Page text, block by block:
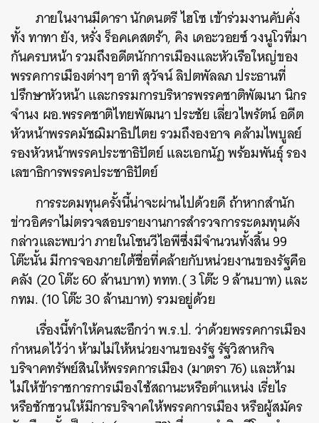
ภายในงานมีดารา นักดนตรี ไฮโซ เข้าร่วมงานคับคั่ง
ทั้ง ทาทา ยัง, หรั่งร็อคเคสตร้า, คิง เดอะวอยซ์วงนูโวที่มา
กันครบหน้า รวมถึงอดีตนักการเมืองและหัวเรือใหญ่ของ
พรรคการเมืองต่างๆ อาทิสุวัจน์ ลิปตพัลลภ ประธานที่
ปรึกษาหัวหน้า และกรรมการบริหารพรรคชาติพัฒนา นิกร
จำนง ผอ.พรรคชาติไทยพัฒนา ประชัย เลี่ยวไพรัตน์ อดีต
หัวหน้าพรรคมัชฌิมาธิปไตย รวมถึงองอาจ คล้ามไพบูลย์
รองหัวหน้าพรรคประชาธิปัตย์ และเอกนัฏ พร้อมพันธุ์ รอง
เลขาธิการพรรคประชาธิปัตย์
การระดมทุนครั้งนี้น่าจะผ่านไปด้วยดี ถ้าหากสำนัก
ข่าวอิศราไม่ตรวจสอบรายงานการสำรวจการระดมทุนดัง
กล่าวและพบว่า ภายในโซนวีไอพีซึ่งมีจำนวนทั้งสิ้น 99
โต๊ะนั้น มีการจองภายใต้ชื่อที่คล้ายกับหน่วยงานของรัฐคือ
คลัง (20 โต๊ะ 60 ล้านบาท) ททท.( 3 โต๊ะ 9 ล้านบาท) และ
กทม. (10 โต๊ะ 30 ล้านบาท) รวมอยู่ด้วย
เรื่องนี้ทำให้คนสะอึกว่า พ.ร.ป. ว่าด้วยพรรคการเมือง
กำหนดไว้ว่า ห้ามไม่ให้หน่วยงานของรัฐ รัฐวิสาหกิจ
บริจาคทรัพย์สินให้พรรคการเมือง (มาตรา 76) และห้าม
ไม่ให้ข้าราชการการเมืองใช้สถานะหรือตำแหน่ง เรี่ยไร
หรือชักชวนให้มีการบริจาคให้พรรคการเมือง หรือผู้สมัคร